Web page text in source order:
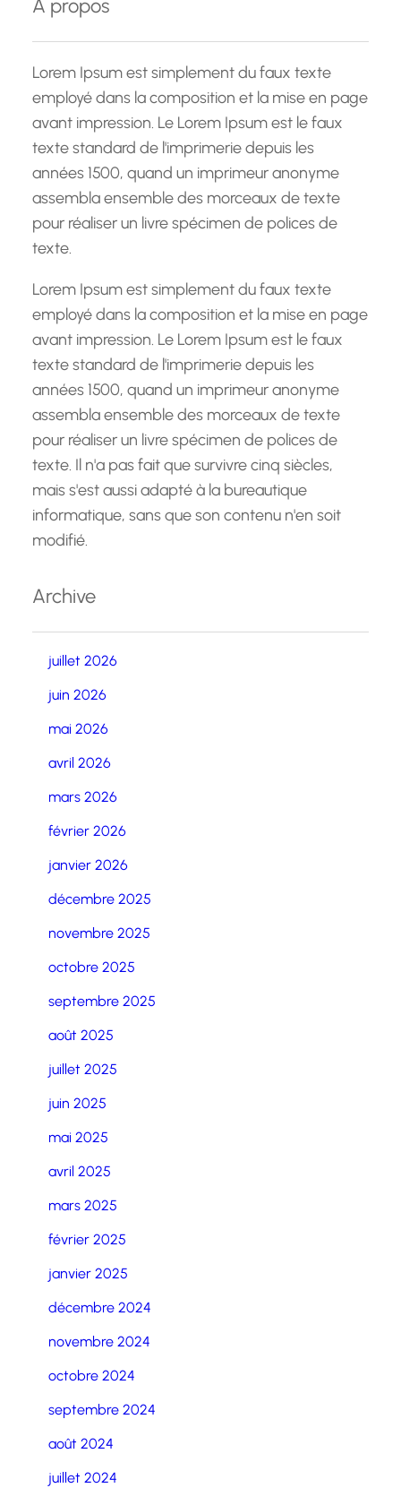
r
c
h
À propos
Lorem Ipsum est simplement du faux texte
employé dans la composition et la mise en page
avant impression. Le Lorem Ipsum est le faux
texte standard de l'imprimerie depuis les
années 1500, quand un imprimeur anonyme
assembla ensemble des morceaux de texte
pour réaliser un livre spécimen de polices de
texte.
Lorem Ipsum est simplement du faux texte
employé dans la composition et la mise en page
avant impression. Le Lorem Ipsum est le faux
texte standard de l'imprimerie depuis les
années 1500, quand un imprimeur anonyme
assembla ensemble des morceaux de texte
pour réaliser un livre spécimen de polices de
texte. Il n'a pas fait que survivre cinq siècles,
mais s'est aussi adapté à la bureautique
informatique, sans que son contenu n'en soit
modifié.
Archive
juillet 2026
juin 2026
mai 2026
avril 2026
mars 2026
février 2026
janvier 2026
décembre 2025
novembre 2025
octobre 2025
septembre 2025
août 2025
juillet 2025
juin 2025
mai 2025
avril 2025
mars 2025
février 2025
janvier 2025
décembre 2024
novembre 2024
octobre 2024
septembre 2024
août 2024
juillet 2024